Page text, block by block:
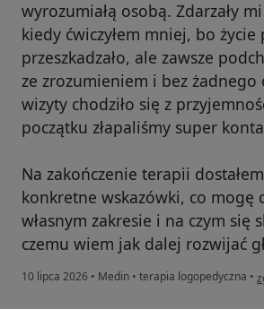
wyrozumiałą osobą. Zdarzały
kiedy ćwiczyłem mniej, bo
przeszkadzało, ale zawsze
ze zrozumieniem i bez żadnego
wizyty chodziło się z
początku złapaliśmy super
Na zakończenie terapii
konkretne wskazówki, co mogę
własnym zakresie i na czym się
czemu wiem jak dalej rozwijać
10 lipca 2026 • Medin • terapia logopedyczna •